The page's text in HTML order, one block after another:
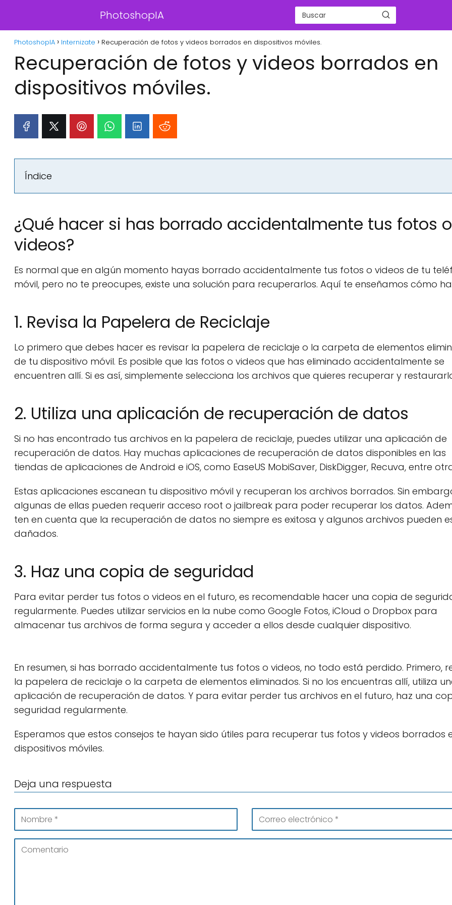
PhotoshopIA
PhotoshopIA Internizate Recuperación de fotos y videos borrados en dispositivos móviles.
Recuperación de fotos y videos borrados en
dispositivos móviles.
Índice
¿Qué hacer si has borrado accidentalmente tus fotos o
videos?
Es normal que en algún momento hayas borrado accidentalmente tus fotos o videos de tu
móvil, pero no te preocupes, existe una solución para recuperarlos. Aquí te enseñamos cómo
1. Revisa la Papelera de Reciclaje
Lo primero que debes hacer es revisar la papelera de reciclaje o la carpeta de elementos
de tu dispositivo móvil. Es posible que las fotos o videos que has eliminado accidentalmente se
encuentren allí. Si es así, simplemente selecciona los archivos que quieres recuperar y
2. Utiliza una aplicación de recuperación de datos
Si no has encontrado tus archivos en la papelera de reciclaje, puedes utilizar una aplicación de
recuperación de datos. Hay muchas aplicaciones de recuperación de datos disponibles en las
tiendas de aplicaciones de Android e iOS, como EaseUS MobiSaver, DiskDigger, Recuva, entre
Estas aplicaciones escanean tu dispositivo móvil y recuperan los archivos borrados. Sin
algunas de ellas pueden requerir acceso root o jailbreak para poder recuperar los datos.
ten en cuenta que la recuperación de datos no siempre es exitosa y algunos archivos pueden
dañados.
3. Haz una copia de seguridad
Para evitar perder tus fotos o videos en el futuro, es recomendable hacer una copia de
regularmente. Puedes utilizar servicios en la nube como Google Fotos, iCloud o Dropbox para
almacenar tus archivos de forma segura y acceder a ellos desde cualquier dispositivo.
En resumen, si has borrado accidentalmente tus fotos o videos, no todo está perdido. Primero,
la papelera de reciclaje o la carpeta de elementos eliminados. Si no los encuentras allí, utiliza
aplicación de recuperación de datos. Y para evitar perder tus archivos en el futuro, haz una
seguridad regularmente.
Esperamos que estos consejos te hayan sido útiles para recuperar tus fotos y videos borrados
dispositivos móviles.
Deja una respuesta